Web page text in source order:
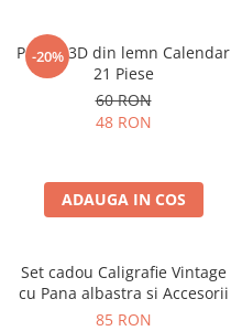
-20%
Puzzle 3D din lemn Calendar
21 Piese
60 RON
48 RON
ADAUGA IN COS
Set cadou Caligrafie Vintage
cu Pana albastra si Accesorii
85 RON